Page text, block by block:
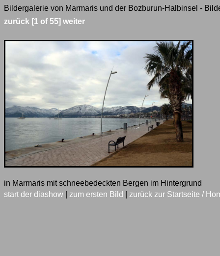
Bildergalerie von Marmaris und der Bozburun-Halbinsel -
zurück [1 of 55] weiter
in Marmaris mit schneebedeckten Bergen im Hintergrund
start der diashow
zum ersten Bild zurück zur Startseite /